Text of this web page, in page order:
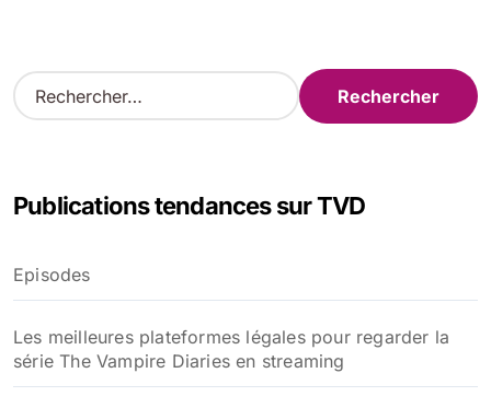
R
e
r
e
r
:
Publications tendances sur TVD
Episodes
Les meilleures plateformes légales pour regarder la
série The Vampire Diaries en streaming